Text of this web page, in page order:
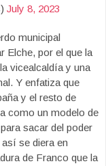
July 8, 2023
municipal
Elche, por el que la
vicealcaldía y una
Y enfatiza que
y el resto de
como un modelo de
sacar del poder
se diera en
de Franco que la